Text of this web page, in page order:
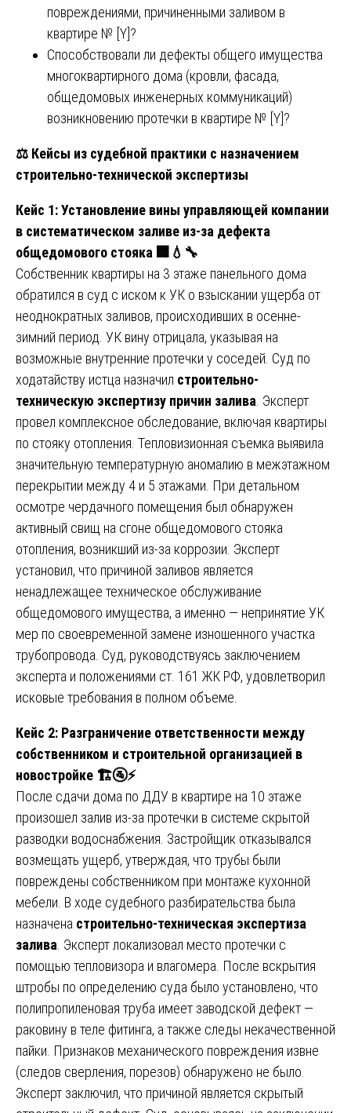
повреждениями, причиненными заливом в
квартире № [Y]?
Способствовали ли дефекты общего имущества
многоквартирного дома (кровли, фасада,
общедомовых инженерных коммуникаций)
возникновению протечки в квартире № [Y]?
⚖️ Кейсы из судебной практики с назначением
строительно-технической экспертизы
Кейс 1: Установление вины управляющей компании
в систематическом заливе из-за дефекта
общедомового стояка 🏢💧🔧
Собственник квартиры на 3 этаже панельного дома
обратился в суд с иском к УК о взыскании ущерба от
неоднократных заливов, происходивших в осенне-
зимний период. УК вину отрицала, указывая на
возможные внутренние протечки у соседей. Суд по
ходатайству истца назначил строительно-
техническую экспертизу причин залива . Эксперт
провел комплексное обследование, включая квартиры
по стояку отопления. Тепловизионная съемка выявила
значительную температурную аномалию в межэтажном
перекрытии между 4 и 5 этажами. При детальном
осмотре чердачного помещения был обнаружен
активный свищ на сгоне общедомового стояка
отопления, возникший из-за коррозии. Эксперт
установил, что причиной заливов является
ненадлежащее техническое обслуживание
общедомового имущества, а именно — непринятие УК
мер по своевременной замене изношенного участка
трубопровода. Суд, руководствуясь заключением
эксперта и положениями ст. 161 ЖК РФ, удовлетворил
исковые требования в полном объеме.
Кейс 2: Разграничение ответственности между
собственником и строительной организацией в
новостройке 🏗🚰⚡
После сдачи дома по ДДУ в квартире на 10 этаже
произошел залив из-за протечки в системе скрытой
разводки водоснабжения. Застройщик отказывался
возмещать ущерб, утверждая, что трубы были
повреждены собственником при монтаже кухонной
мебели. В ходе судебного разбирательства была
назначена строительно-техническая экспертиза
залива . Эксперт локализовал место протечки с
помощью тепловизора и влагомера. После вскрытия
штробы по определению суда было установлено, что
полипропиленовая труба имеет заводской дефект —
раковину в теле фитинга, а также следы некачественной
пайки. Признаков механического повреждения извне
(следов сверления, порезов) обнаружено не было.
Эксперт заключил, что причиной является скрытый